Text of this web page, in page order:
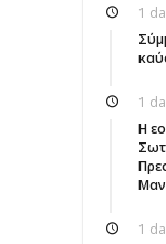
1
1
Η
1